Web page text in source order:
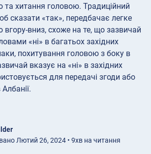
та хитання головою. Традиційний
сказати «так», передбачає легке
вниз, схоже на те, що зазвичай
«ні» в багатьох західних
похитування головою з боку в
вказує на «ні» в західних
для передачі згоди або
Лютий 26, 2024 • 9хв на читання